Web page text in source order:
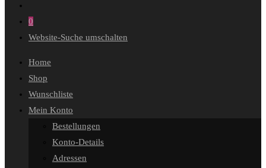
0
Website-Suche umschalten
Home
Shop
Wunschliste
Mein Konto
Bestellungen
Konto-Details
Adressen